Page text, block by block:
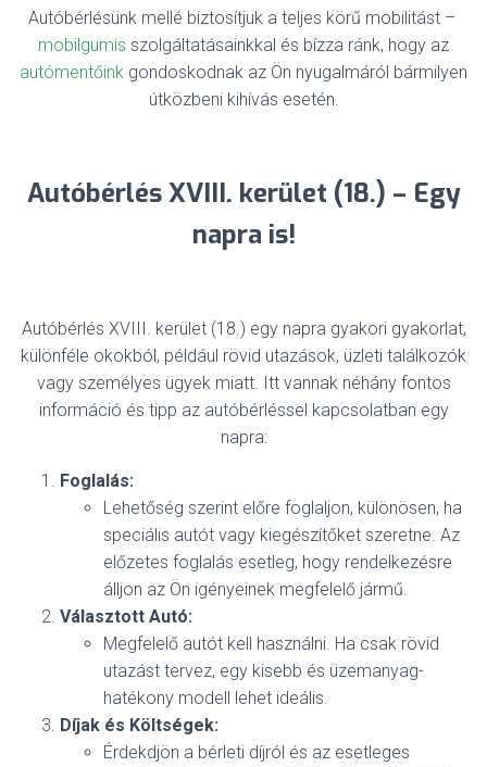
Autóbérlésünk mellé biztosítjuk a teljes körű mobilitást –
mobilgumis szolgáltatásainkkal és bízza ránk, hogy az
autómentőink gondoskodnak az Ön nyugalmáról bármilyen
útközbeni kihívás esetén.
Autóbérlés XVIII. kerület (18.) – Egy
napra is!
Autóbérlés XVIII. kerület (18.) egy napra gyakori gyakorlat,
különféle okokból, például rövid utazások, üzleti találkozók
vagy személyes ügyek miatt. Itt vannak néhány fontos
információ és tipp az autóbérléssel kapcsolatban egy
napra:
Foglalás:
Lehetőség szerint előre foglaljon, különösen, ha
speciális autót vagy kiegészítőket szeretne. Az
előzetes foglalás esetleg, hogy rendelkezésre
álljon az Ön igényeinek megfelelő jármű.
Választott Autó:
Megfelelő autót kell használni. Ha csak rövid
utazást tervez, egy kisebb és üzemanyag-
hatékony modell lehet ideális.
Díjak és Költségek:
Érdekdjön a bérleti díjról és az esetleges